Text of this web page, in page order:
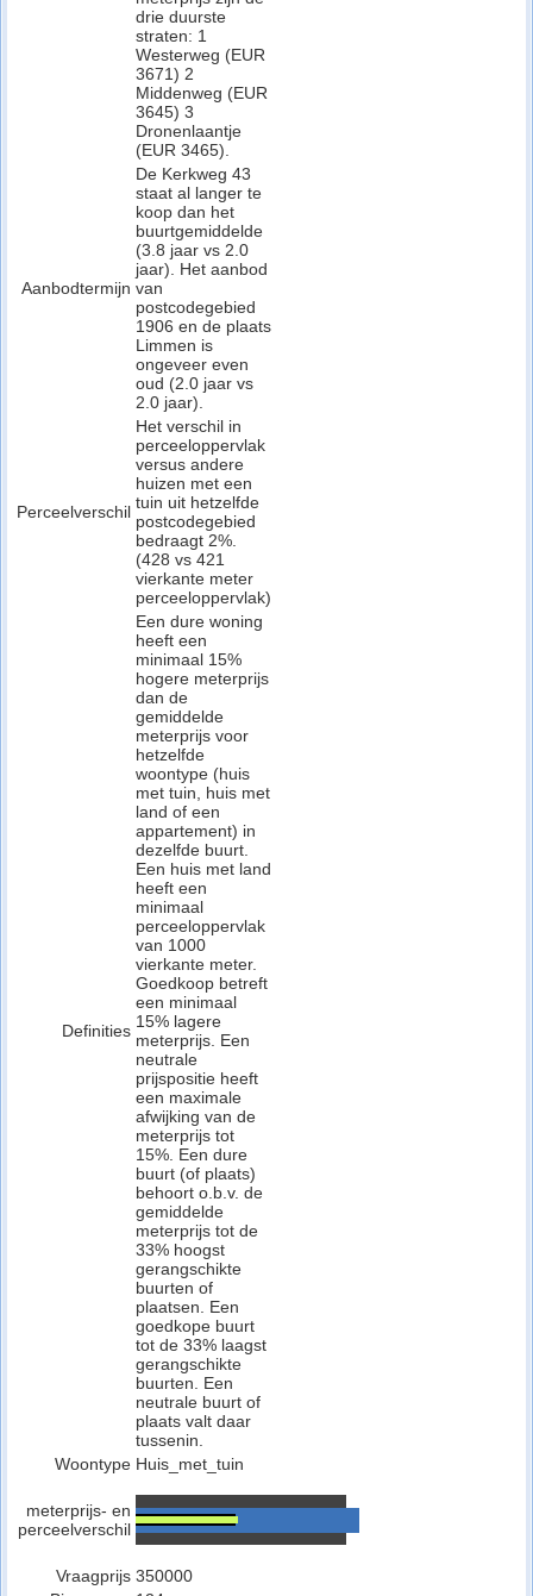
drie duurste
straten: 1
Westerweg (EUR
3671) 2
Middenweg (EUR
3645) 3
Dronenlaantje
(EUR 3465).
Aanbodtermijn
De Kerkweg 43
staat al langer te
koop dan het
buurtgemiddelde
(3.8 jaar vs 2.0
jaar). Het aanbod
van
postcodegebied
1906 en de plaats
Limmen is
ongeveer even
oud (2.0 jaar vs
2.0 jaar).
Perceelverschil
Het verschil in
perceeloppervlak
versus andere
huizen met een
tuin uit hetzelfde
postcodegebied
bedraagt 2%.
(428 vs 421
vierkante meter
perceeloppervlak)
Definities
Een dure woning
heeft een
minimaal 15%
hogere meterprijs
dan de
gemiddelde
meterprijs voor
hetzelfde
woontype (huis
met tuin, huis met
land of een
appartement) in
dezelfde buurt.
Een huis met land
heeft een
minimaal
perceeloppervlak
van 1000
vierkante meter.
Goedkoop betreft
een minimaal
15% lagere
meterprijs. Een
neutrale
prijspositie heeft
een maximale
afwijking van de
meterprijs tot
15%. Een dure
buurt (of plaats)
behoort o.b.v. de
gemiddelde
meterprijs tot de
33% hoogst
gerangschikte
buurten of
plaatsen. Een
goedkope buurt
tot de 33% laagst
gerangschikte
buurten. Een
neutrale buurt of
plaats valt daar
tussenin.
Woontype Huis_met_tuin
meterprijs- en
perceelverschil
Vraagprijs 350000